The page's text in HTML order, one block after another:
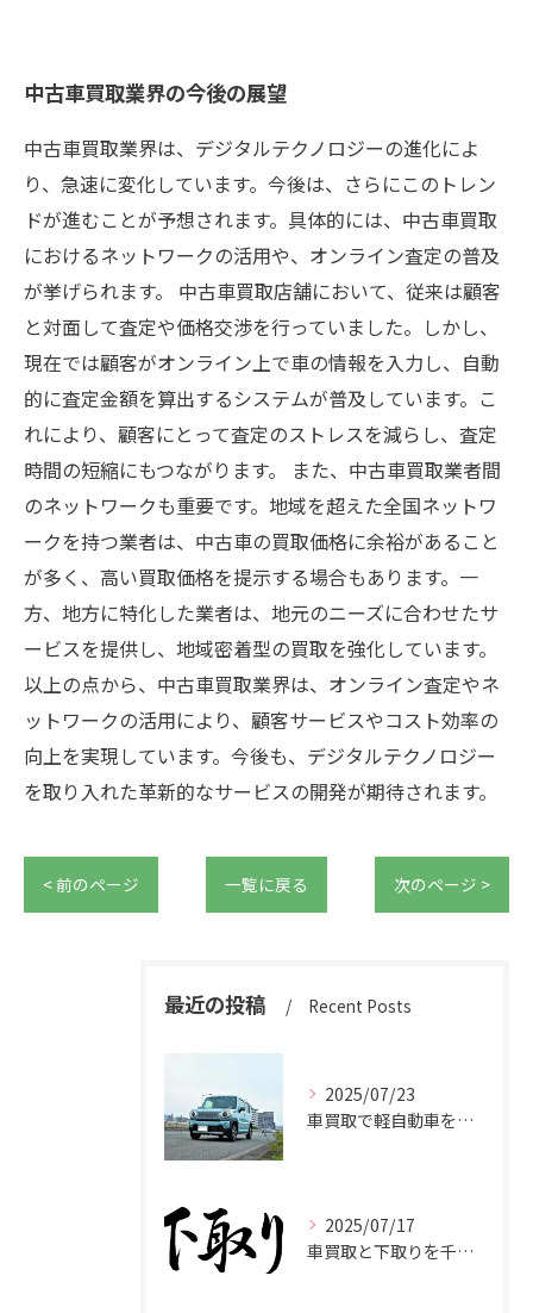
中古車買取業界の今後の展望
中古車買取業界は、デジタルテクノロジーの進化によ
り、急速に変化しています。今後は、さらにこのトレン
ドが進むことが予想されます。具体的には、中古車買取
におけるネットワークの活用や、オンライン査定の普及
が挙げられます。 中古車買取店舗において、従来は顧客
と対面して査定や価格交渉を行っていました。しかし、
現在では顧客がオンライン上で車の情報を入力し、自動
的に査定金額を算出するシステムが普及しています。こ
れにより、顧客にとって査定のストレスを減らし、査定
時間の短縮にもつながります。 また、中古車買取業者間
のネットワークも重要です。地域を超えた全国ネットワ
ークを持つ業者は、中古車の買取価格に余裕があること
が多く、高い買取価格を提示する場合もあります。一
方、地方に特化した業者は、地元のニーズに合わせたサ
ービスを提供し、地域密着型の買取を強化しています。
以上の点から、中古車買取業界は、オンライン査定やネ
ットワークの活用により、顧客サービスやコスト効率の
向上を実現しています。今後も、デジタルテクノロジー
を取り入れた革新的なサービスの開発が期待されます。
< 前のページ 一覧に戻る 次のページ >
最近の投稿 Recent Posts
2025/07/23
車買取で軽自動車を千葉県市原市で高く売るための相場と査定ポイント
2025/07/17
車買取と下取りを千葉県市原市で賢く使い分けて高く売るコツ